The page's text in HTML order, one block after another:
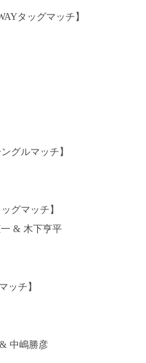
タッグマッチ】
グルマッチ】
グマッチ】
& 木下亨平
ッチ】
中嶋勝彦